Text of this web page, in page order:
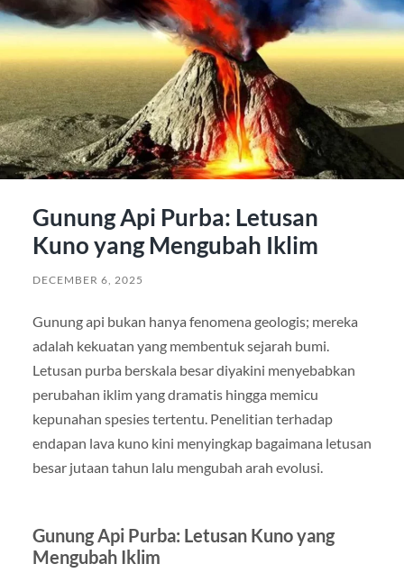
Gunung Api Purba: Letusan
Kuno yang Mengubah Iklim
DECEMBER 6, 2025
Gunung api bukan hanya fenomena geologis; mereka
adalah kekuatan yang membentuk sejarah bumi.
Letusan purba berskala besar diyakini menyebabkan
perubahan iklim yang dramatis hingga memicu
kepunahan spesies tertentu. Penelitian terhadap
endapan lava kuno kini menyingkap bagaimana letusan
besar jutaan tahun lalu mengubah arah evolusi.
Gunung Api Purba: Letusan Kuno yang
Mengubah Iklim